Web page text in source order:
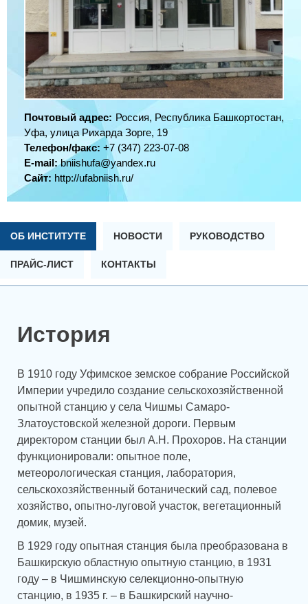
Почтовый адрес: Россия, Республика Башкортостан,
Уфа, улица Рихарда Зорге, 19
Телефон/факс: +7 (347) 223-07-08
E-mail:bniishufa@yandex.ru
Сайт: http://ufabniish.ru/
ОБ ИНСТИТУТЕ НОВОСТИ РУКОВОДСТВО
ПРАЙС-ЛИСТ КОНТАКТЫ
История
В 1910 году Уфимское земское собрание Российской
Империи учредило создание сельскохозяйственной
опытной станцию у села Чишмы Самаро-
Златоустовской железной дороги. Первым
директором станции был А.Н. Прохоров. На станции
функционировали: опытное поле,
метеорологическая станция, лаборатория,
сельскохозяйственный ботанический сад, полевое
хозяйство, опытно-луговой участок, вегетационный
домик, музей.
В 1929 году опытная станция была преобразована в
Башкирскую областную опытную станцию, в 1931
году – в Чишминскую селекционно-опытную
станцию, в 1935 г. – в Башкирский научно-